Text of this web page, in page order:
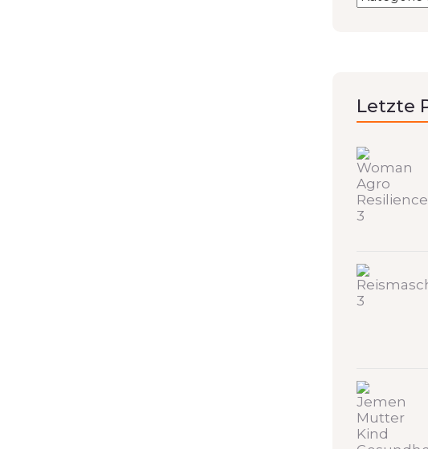
Letzte